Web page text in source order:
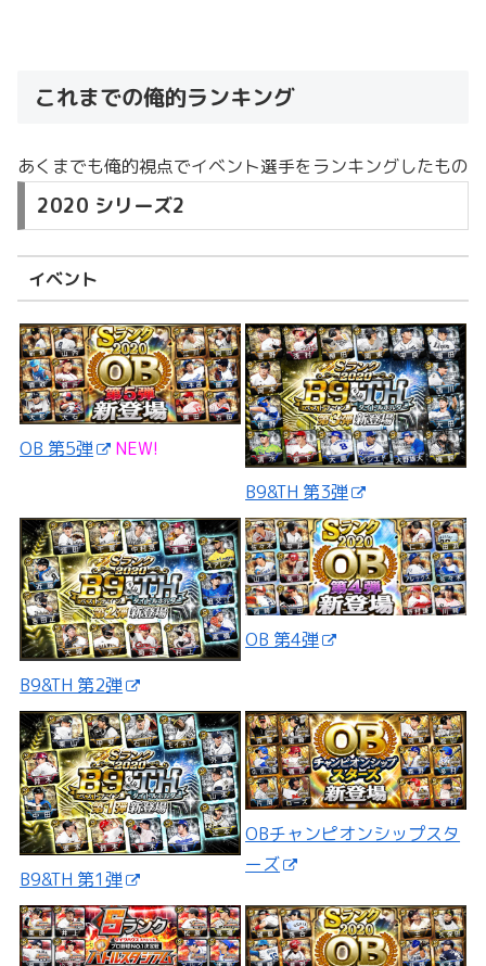
これまでの俺的ランキング
あくまでも俺的視点でイベント選手をランキングしたもの
2020 シリーズ2
イベント
OB 第5弾
NEW!
B9&TH 第3弾
B9&TH 第2弾
OB 第4弾
B9&TH 第1弾
OBチャンピオンシップスタ
ーズ